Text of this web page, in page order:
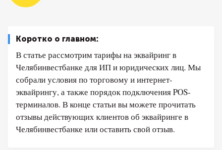
Коротко о главном:
В статье рассмотрим тарифы на эквайринг в
Челябинвестбанке для ИП и юридических лиц. Мы
собрали условия по торговому и интернет-
эквайрингу, а также порядок подключения POS-
терминалов. В конце статьи вы можете прочитать
отзывы действующих клиентов об эквайринге в
Челябинвестбанке или оставить свой отзыв.